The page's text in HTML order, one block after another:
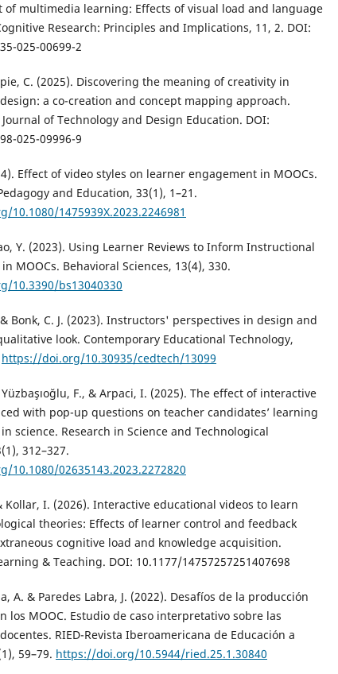
of multimedia learning: Effects of visual load and language
Research: Principles and Implications, 11, 2. DOI:
025-00699-2
C. (2025). Discovering the meaning of creativity in
a co-creation and concept mapping approach.
of Technology and Design Education. DOI:
025-09996-9
Effect of video styles on learner engagement in MOOCs.
and Education, 33(1), 1–21.
10.1080/1475939X.2023.2246981
Y. (2023). Using Learner Reviews to Inform Instructional
MOOCs. Behavioral Sciences, 13(4), 330.
10.3390/bs13040330
Bonk, C. J. (2023). Instructors' perspectives in design and
look. Contemporary Educational Technology,
https://doi.org/10.30935/cedtech/13099
F., & Arpaci, I. (2025). The effect of interactive
with pop-up questions on teacher candidates’ learning
science. Research in Science and Technological
312–327.
10.1080/02635143.2023.2272820
Kollar, I. (2026). Interactive educational videos to learn
theories: Effects of learner control and feedback
cognitive load and knowledge acquisition.
& Teaching. DOI: 10.1177/14757257251407698
A. & Paredes Labra, J. (2022). Desafíos de la producción
los MOOC. Estudio de caso interpretativo sobre las
RIED-Revista Iberoamericana de Educación a
59–79. https://doi.org/10.5944/ried.25.1.30840